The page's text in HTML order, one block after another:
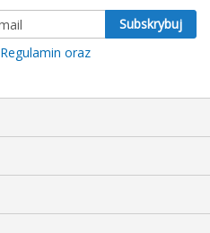
Subskrybuj
Regulamin oraz